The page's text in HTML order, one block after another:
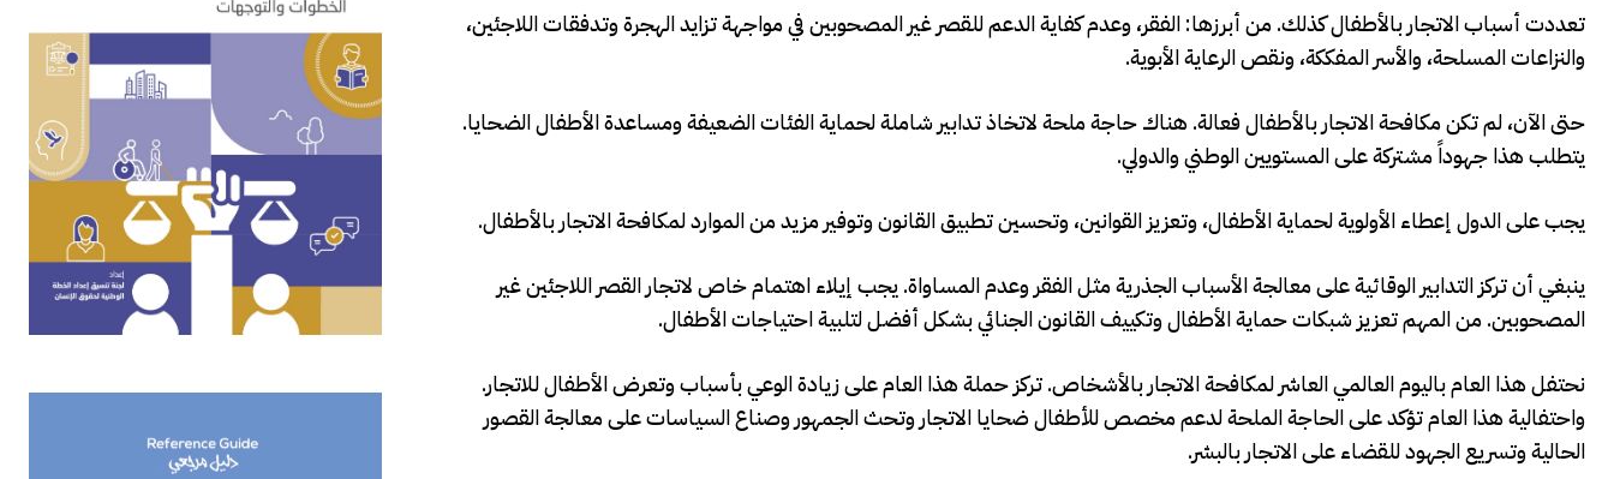
تعددت أسباب الاتجار بالأطفال كذلك. من أبرزها: الفقر، وعدم كفاية الدعم للقصر غير المصحوبين في مواجهة تزايد الهجرة وتدفقات اللاجئين،
والنزاعات المسلحة، والأسر المفككة، ونقص الرعاية الأبوية.
حتى الآن، لم تكن مكافحة الاتجار بالأطفال فعالة. هناك حاجة ملحة لاتخاذ تدابير شاملة لحماية الفئات الضعيفة ومساعدة الأطفال الضحايا.
يتطلب هذا جهوداً مشتركة على المستويين الوطني والدولي.
يجب على الدول إعطاء الأولوية لحماية الأطفال، وتعزيز القوانين، وتحسين تطبيق القانون وتوفير مزيد من الموارد لمكافحة الاتجار بالأطفال.
ينبغي أن تركز التدابير الوقائية على معالجة الأسباب الجذرية مثل الفقر وعدم المساواة. يجب إيلاء اهتمام خاص لاتجار القصر اللاجئين غير
المصحوبين. من المهم تعزيز شبكات حماية الأطفال وتكييف القانون الجنائي بشكل أفضل لتلبية احتياجات الأطفال.
نحتفل هذا العام باليوم العالمي العاشر لمكافحة الاتجار بالأشخاص. تركز حملة هذا العام على زيادة الوعي بأسباب وتعرض الأطفال للاتجار.
واحتفالية هذا العام تؤكد على الحاجة الملحة لدعم مخصص للأطفال ضحايا الاتجار وتحث الجمهور وصناع السياسات على معالجة القصور
الحالية وتسريع الجهود للقضاء على الاتجار بالبشر.